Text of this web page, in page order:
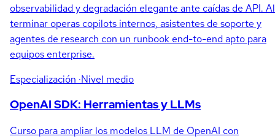
observabilidad y degradación elegante ante caídas de API. Al
terminar operas copilots internos, asistentes de soporte y
agentes de research con un runbook end-to-end apto para
equipos enterprise.
Especialización ·Nivel medio
OpenAI SDK: Herramientas y LLMs
Curso para ampliar los modelos LLM de OpenAI con